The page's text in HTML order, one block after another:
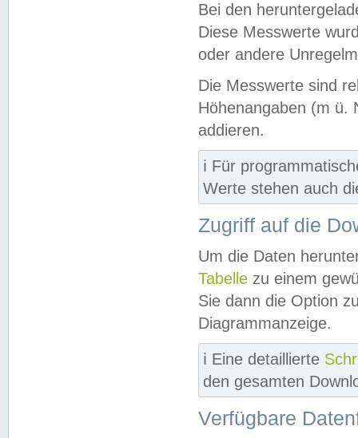
Bei den
Diese Messwerte
oder andere
Die Messwerte sind
Höhenangaben (m ü.
addieren.
ℹ️ Für
Werte stehen auch
Zugriff auf die
Um die Daten
Tabelle zu einem
Sie dann die Option
Diagrammanzeige.
ℹ️ Eine detaillierte
den gesamten
Verfügbare